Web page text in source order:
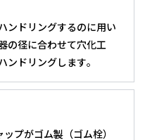
ンドリングするのに用い
の径に合わせて穴化工
ンドリングします｡
プがゴム製（ゴム栓）